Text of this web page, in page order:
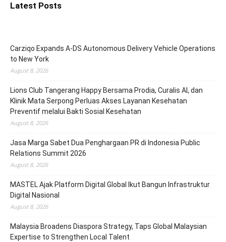
Latest Posts
Carziqo Expands A-DS Autonomous Delivery Vehicle Operations
to New York
August 8, 2026
Lions Club Tangerang Happy Bersama Prodia, Curalis AI, dan
Klinik Mata Serpong Perluas Akses Layanan Kesehatan
Preventif melalui Bakti Sosial Kesehatan
August 8, 2026
Jasa Marga Sabet Dua Penghargaan PR di Indonesia Public
Relations Summit 2026
August 8, 2026
MASTEL Ajak Platform Digital Global Ikut Bangun Infrastruktur
Digital Nasional
August 8, 2026
Malaysia Broadens Diaspora Strategy, Taps Global Malaysian
Expertise to Strengthen Local Talent